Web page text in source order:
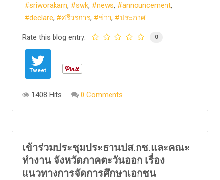
sriworakarn
swk news
announcement
declare
ศรีวรการ ข่าว ประกาศ
Rate this blog entry: 0
Tweet
1408 Hits 0 Comments
เข้าร่วมประชุมประธานปส.กช.และคณะ
ทำงาน จังหวัดภาคตะวันออก เรื่อง
แนวทางการจัดการศึกษาเอกชน